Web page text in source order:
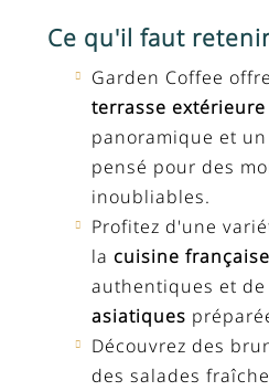
Ce qu'il faut
Garden Coffee
terrasse extérieure
panoramique et
pensé pour des
inoubliables.
Profitez d'une
la cuisine française
authentiques et de
asiatiques
Découvrez des
des salades